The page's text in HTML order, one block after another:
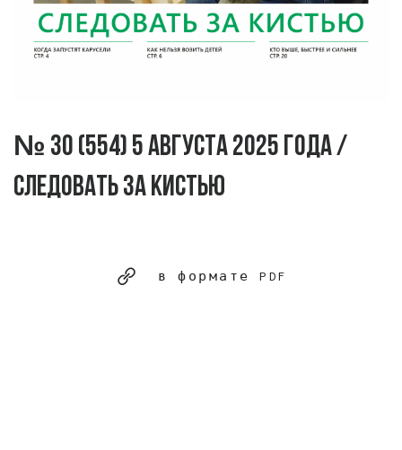
№ 30 (554) 5 августа 2025 года /
Следовать за кистью
в формате PDF